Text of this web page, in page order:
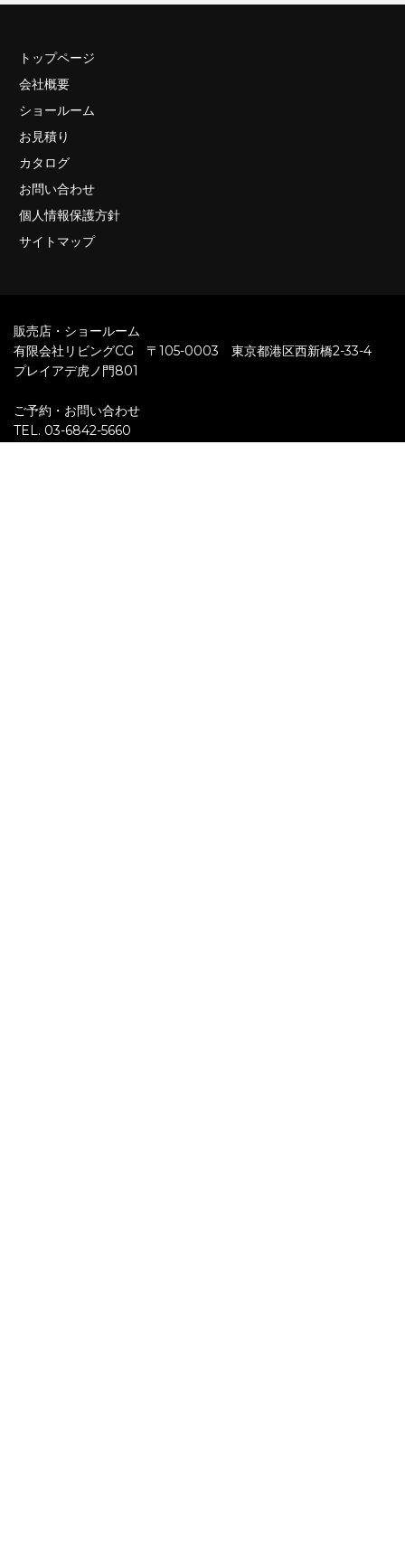
トップページ
会社概要
ショールーム
お見積り
カタログ
お問い合わせ
個人情報保護方針
サイトマップ
販売店・ショールーム
有限会社リビングCG 〒105-0003 東京都港区西新橋2-33-4
プレイアデ虎ノ門801
ご予約・お問い合わせ
TEL. 03-6842-5660